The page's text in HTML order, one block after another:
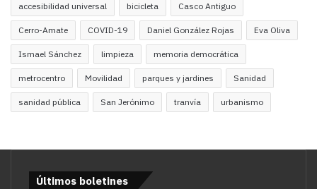
accesibilidad universal bicicleta Casco Antiguo
Cerro-Amate COVID-19 Daniel González Rojas Eva Oliva
Ismael Sánchez limpieza memoria democrática
metrocentro Movilidad parques y jardines Sanidad
sanidad pública San Jerónimo tranvía urbanismo
Últimos boletines